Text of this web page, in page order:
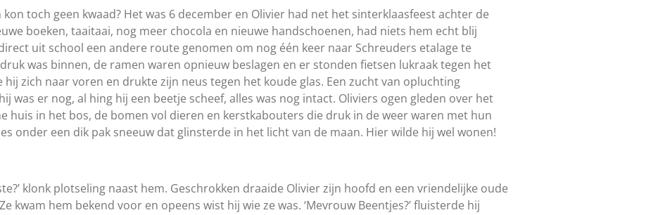
toch geen kwaad? Het was 6 december en Olivier had net het sinterklaasfeest achter de
boeken, taaitaai, nog meer chocola en nieuwe handschoenen, had niets hem echt blij
uit school een andere route genomen om nog één keer naar Schreuders etalage te
was binnen, de ramen waren opnieuw beslagen en er stonden fietsen lukraak tegen het
zich naar voren en drukte zijn neus tegen het koude glas. Een zucht van opluchting
was er nog, al hing hij een beetje scheef, alles was nog intact. Oliviers ogen gleden over het
huis in het bos, de bomen vol dieren en kerstkabouters die druk in de weer waren met hun
onder een dik pak sneeuw dat glinsterde in het licht van de maan. Hier wilde hij wel wonen!
klonk plotseling naast hem. Geschrokken draaide Olivier zijn hoofd en een vriendelijke oude
kwam hem bekend voor en opeens wist hij wie ze was. ‘Mevrouw Beentjes?’ fluisterde hij